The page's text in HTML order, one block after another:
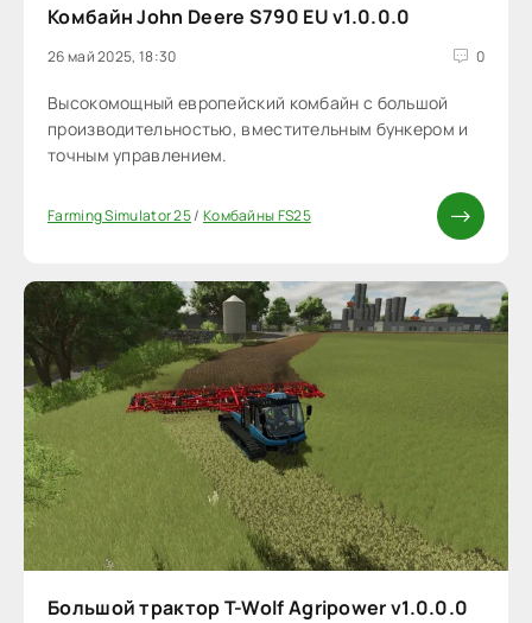
Комбайн John Deere S790 EU v1.0.0.0
26 май 2025, 18:30 0
Высокомощный европейский комбайн с большой
производительностью, вместительным бункером и
точным управлением.
Farming Simulator 25/ Комбайны FS25
Большой трактор T-Wolf Agripower v1.0.0.0